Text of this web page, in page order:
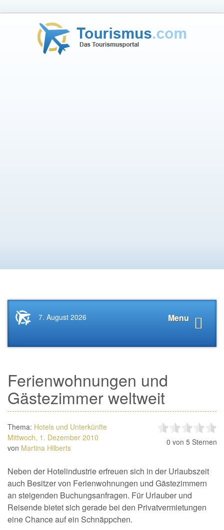
Startseite
News.Tourismus.com
Menu
7. August 2026
Ferienwohnungen und
Gästezimmer weltweit
Thema: Hotels und Unterkünfte
Mittwoch, 1. Dezember 2010
von Martina Hilberts
0 von 5 Sternen
Neben der Hotelindustrie erfreuen sich in der Urlaubszeit
auch Besitzer von Ferienwohnungen und Gästezimmern
an steigenden Buchungsanfragen. Für Urlauber und
Reisende bietet sich gerade bei den Privatvermietungen
eine Chance auf ein Schnäppchen.